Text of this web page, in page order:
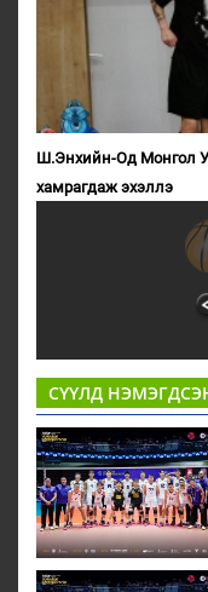
Ш.Энхийн-Од Монгол
хамрагдаж эхэллэ
СҮҮЛД